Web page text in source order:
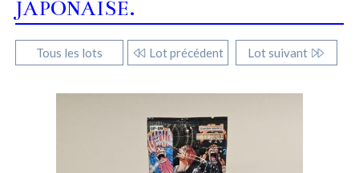
JAPONAISE.
Tous les lots Lot précédent Lot suivant